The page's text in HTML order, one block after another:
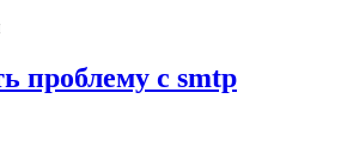
проблему с smtp